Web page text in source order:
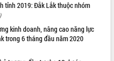
tỉnh 2019: Đắk Lắk thuộc nhóm
kinh doanh, nâng cao năng lực
trong 6 tháng đầu năm 2020